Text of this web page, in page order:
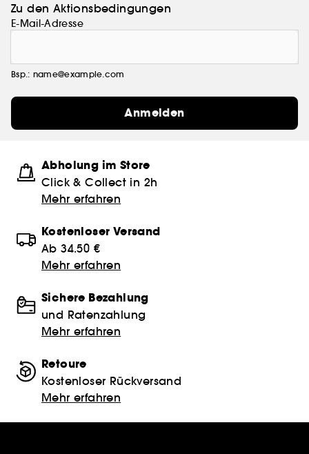
Zu den Aktionsbedingungen
E-Mail-Adresse
Bsp.: name@example.com
Anmelden
Abholung im Store
Click & Collect in 2h
Mehr erfahren
Kostenloser Versand
Ab 34.50 €
Mehr erfahren
Sichere Bezahlung
und Ratenzahlung
Mehr erfahren
Retoure
Kostenloser Rückversand
Mehr erfahren